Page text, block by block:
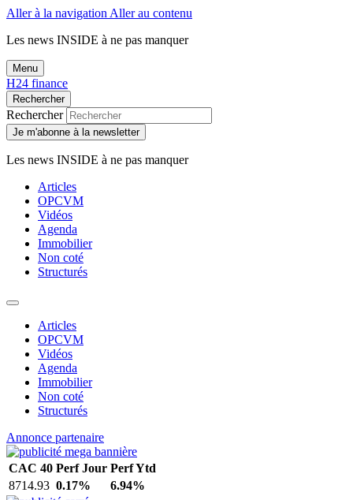
Aller à la navigation Aller au contenu
Les news INSIDE à ne pas manquer
Menu
H24 finance
Rechercher
Rechercher
Je m'abonne à la newsletter
Les news INSIDE à ne pas manquer
Articles
OPCVM
Vidéos
Agenda
Immobilier
Non coté
Structurés
Articles
OPCVM
Vidéos
Agenda
Immobilier
Non coté
Structurés
Annonce partenaire
CAC 40 Perf Jour Perf Ytd
8714.93 0.17% 6.94%